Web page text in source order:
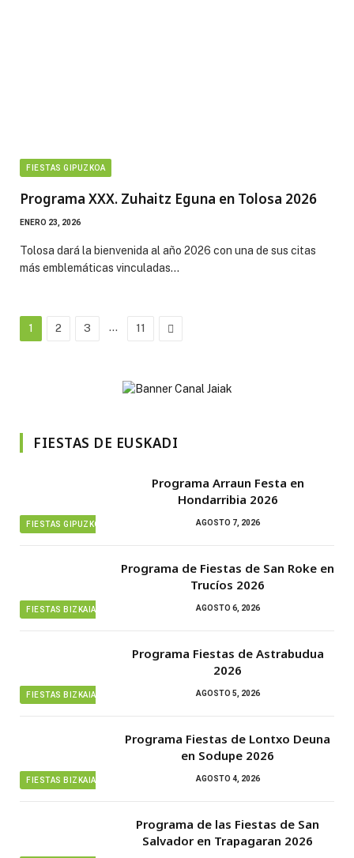
FIESTAS GIPUZKOA
Programa XXX. Zuhaitz Eguna en Tolosa 2026
ENERO 23, 2026
Tolosa dará la bienvenida al año 2026 con una de sus citas
más emblemáticas vinculadas…
1 2 3 … 11 Next
FIESTAS DE EUSKADI
FIESTAS GIPUZKOA
Programa Arraun Festa en
Hondarribia 2026
AGOSTO 7, 2026
FIESTAS BIZKAIA
Programa de Fiestas de San Roke en
Trucíos 2026
AGOSTO 6, 2026
FIESTAS BIZKAIA
Programa Fiestas de Astrabudua
2026
AGOSTO 5, 2026
FIESTAS BIZKAIA
Programa Fiestas de Lontxo Deuna
en Sodupe 2026
AGOSTO 4, 2026
Programa de las Fiestas de San
Salvador en Trapagaran 2026